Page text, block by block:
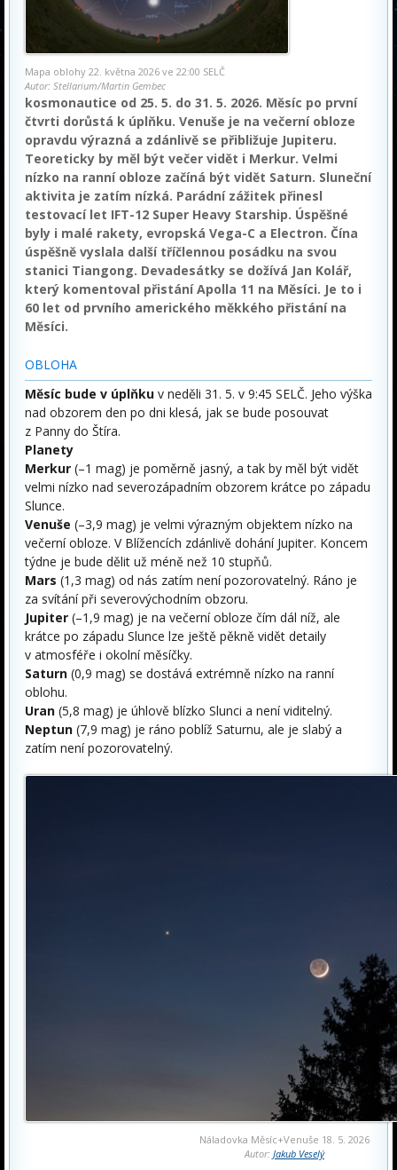
Mapa oblohy 22. května 2026 ve 22:00 SELČ
Autor: Stellarium/Martin Gembec
kosmonautice od 25. 5. do 31. 5. 2026. Měsíc po první
čtvrti dorůstá k úplňku. Venuše je na večerní obloze
opravdu výrazná a zdánlivě se přibližuje Jupiteru.
Teoreticky by měl být večer vidět i Merkur. Velmi
nízko na ranní obloze začíná být vidět Saturn. Sluneční
aktivita je zatím nízká. Parádní zážitek přinesl
testovací let IFT-12 Super Heavy Starship. Úspěšné
byly i malé rakety, evropská Vega-C a Electron. Čína
úspěšně vyslala další tříčlennou posádku na svou
stanici Tiangong. Devadesátky se dožívá Jan Kolář,
který komentoval přistání Apolla 11 na Měsíci. Je to i
60 let od prvního amerického měkkého přistání na
Měsíci.
OBLOHA
Měsíc bude v úplňku v neděli 31. 5. v 9:45 SELČ. Jeho výška
nad obzorem den po dni klesá, jak se bude posouvat
z Panny do Štíra.
Planety
Merkur (–1 mag) je poměrně jasný, a tak by měl být vidět
velmi nízko nad severozápadním obzorem krátce po západu
Slunce.
Venuše (–3,9 mag) je velmi výrazným objektem nízko na
večerní obloze. V Blížencích zdánlivě dohání Jupiter. Koncem
týdne je bude dělit už méně než 10 stupňů.
Mars (1,3 mag) od nás zatím není pozorovatelný. Ráno je
za svítání při severovýchodním obzoru.
Jupiter (–1,9 mag) je na večerní obloze čím dál níž, ale
krátce po západu Slunce lze ještě pěkně vidět detaily
v atmosféře i okolní měsíčky.
Saturn (0,9 mag) se dostává extrémně nízko na ranní
oblohu.
Uran (5,8 mag) je úhlově blízko Slunci a není viditelný.
Neptun (7,9 mag) je ráno poblíž Saturnu, ale je slabý a
zatím není pozorovatelný.
Náladovka Měsíc+Venuše 18. 5. 2026
Autor: Jakub Veselý